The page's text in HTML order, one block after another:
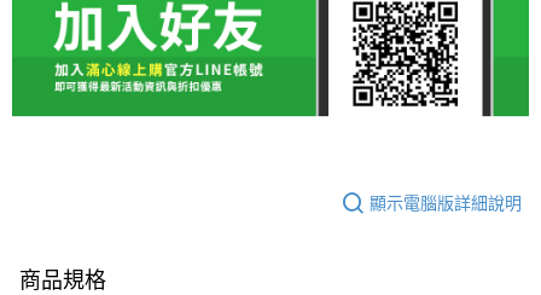
顯示電腦版詳細說明
商品規格